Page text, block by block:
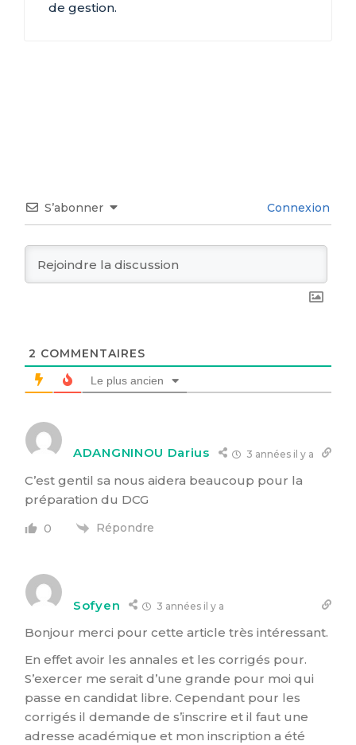
de gestion.
S’abonner Connexion
2 COMMENTAIRES
Le plus ancien
ADANGNINOU Darius 3 années il y a
C’est gentil sa nous aidera beaucoup pour la
préparation du DCG
0 Répondre
Sofyen 3 années il y a
Bonjour merci pour cette article très intéressant.
En effet avoir les annales et les corrigés pour.
S’exercer me serait d’une grande pour moi qui
passe en candidat libre. Cependant pour les
corrigés il demande de s’inscrire et il faut une
adresse académique et mon inscription a été